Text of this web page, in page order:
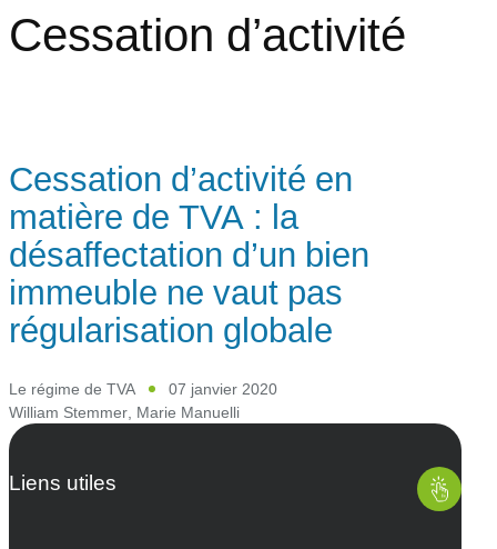
Cessation d’activité
Cessation d’activité en
matière de TVA : la
désaffectation d’un bien
immeuble ne vaut pas
régularisation globale
Le régime de TVA
07 janvier 2020
William Stemmer, Marie Manuelli
Liens utiles